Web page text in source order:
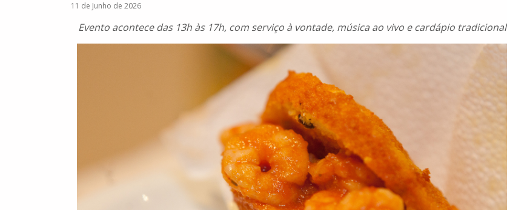
11 de Junho de 2026
Evento acontece das 13h às 17h, com serviço à vontade, música ao vivo e cardápio tradicional